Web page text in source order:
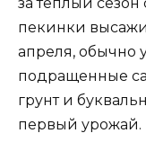
пекинки
апреля, обычно
подращенные
грунт и
первый урожай.